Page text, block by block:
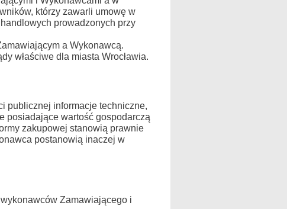
którzy zawarli umowę w
prowadzonych przy
a Wykonawcą.
właściwe dla miasta Wrocławia.
publicznej informacje techniczne,
posiadające wartość gospodarczą
zakupowej stanowią prawnie
postanowią inaczej w
Zamawiającego i